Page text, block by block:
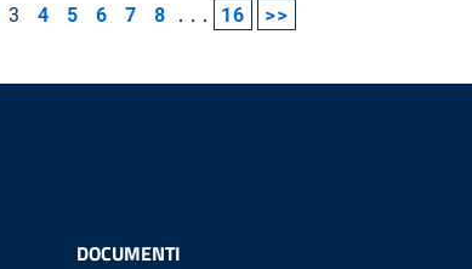
3 4 5 6 7 8 ... 16 >>
DOCUMENTI